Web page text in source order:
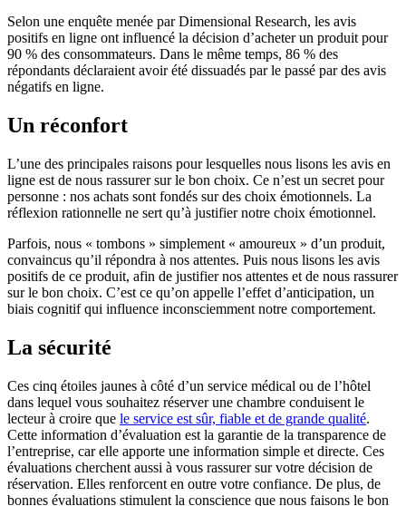
Selon une enquête menée par Dimensional Research, les avis
positifs en ligne ont influencé la décision d’acheter un produit pour
90 % des consommateurs. Dans le même temps, 86 % des
répondants déclaraient avoir été dissuadés par le passé par des avis
négatifs en ligne.
Un réconfort
L’une des principales raisons pour lesquelles nous lisons les avis en
ligne est de nous rassurer sur le bon choix. Ce n’est un secret pour
personne : nos achats sont fondés sur des choix émotionnels. La
réflexion rationnelle ne sert qu’à justifier notre choix émotionnel.
Parfois, nous « tombons » simplement « amoureux » d’un produit,
convaincus qu’il répondra à nos attentes. Puis nous lisons les avis
positifs de ce produit, afin de justifier nos attentes et de nous rassurer
sur le bon choix. C’est ce qu’on appelle l’effet d’anticipation, un
biais cognitif qui influence inconsciemment notre comportement.
La sécurité
Ces cinq étoiles jaunes à côté d’un service médical ou de l’hôtel
dans lequel vous souhaitez réserver une chambre conduisent le
lecteur à croire que le service est sûr, fiable et de grande qualité.
Cette information d’évaluation est la garantie de la transparence de
l’entreprise, car elle apporte une information simple et directe. Ces
évaluations cherchent aussi à vous rassurer sur votre décision de
réservation. Elles renforcent en outre votre confiance. De plus, de
bonnes évaluations stimulent la conscience que nous faisons le bon